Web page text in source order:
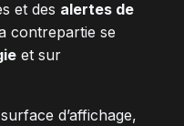
et des alertes de
contrepartie se
et sur
d’affichage,